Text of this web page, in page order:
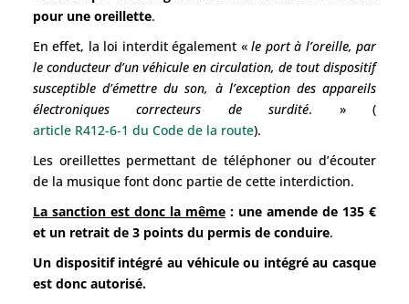
pour une oreillette.
En effet, la loi interdit également «le port à l’oreille, par
le conducteur d’un véhicule en circulation, de tout dispositif
susceptible d’émettre du son, à l’exception des appareils
électroniques correcteurs de surdité. » (
article R412-6-1 du Code de la route).
Les oreillettes permettant de téléphoner ou d’écouter
de la musique font donc partie de cette interdiction.
La sanction est donc la même : une amende de 135 €
et un retrait de 3 points du permis de conduire.
Un dispositif intégré au véhicule ou intégré au casque
est donc autorisé.